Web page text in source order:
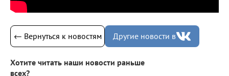
← Вернуться к новостям Другие новости в
Хотите читать наши новости раньше
всех?